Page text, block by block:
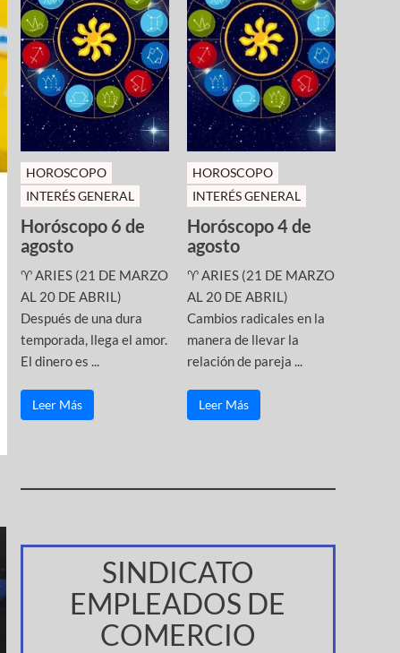
HOROSCOPO
INTERÉS GENERAL
Horóscopo 6 de
agosto
♈ ARIES (21 DE MARZO
AL 20 DE ABRIL)
Después de una dura
temporada, llega el amor.
El dinero es ...
Leer Más
HOROSCOPO
INTERÉS GENERAL
Horóscopo 4 de
agosto
♈ ARIES (21 DE MARZO
AL 20 DE ABRIL)
Cambios radicales en la
manera de llevar la
relación de pareja ...
Leer Más
SINDICATO
EMPLEADOS DE
COMERCIO